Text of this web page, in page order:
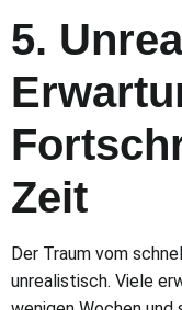
5.
Zeit
Der Traum vom
unrealistisch. Viele